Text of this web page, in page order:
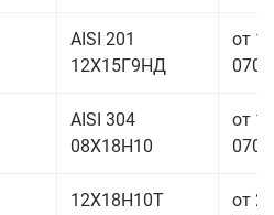
AISI 201
12Х15Г9НД
от
AISI 304
08Х18Н10
от
12Х18Н10Т
от